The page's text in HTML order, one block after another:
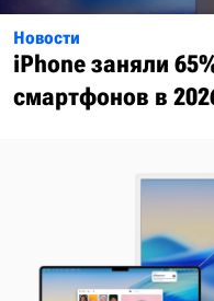
Новости
iPhone заняли
смартфонов в